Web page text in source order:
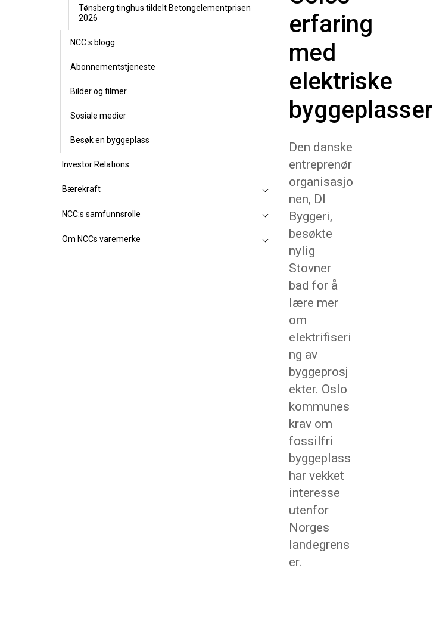
Tønsberg tinghus tildelt Betongelementprisen
2026
NCC:s blogg
Abonnementstjeneste
Bilder og filmer
Sosiale medier
Besøk en byggeplass
Investor Relations
Bærekraft
NCC:s samfunnsrolle
Om NCCs varemerke
erfaring
med
elektriske
byggeplasser
Den danske
entreprenør
organisasjo
nen, DI
Byggeri,
besøkte
nylig
Stovner
bad for å
lære mer
om
elektrifiseri
ng av
byggeprosj
ekter. Oslo
kommunes
krav om
fossilfri
byggeplass
har vekket
interesse
utenfor
Norges
landegrens
er.